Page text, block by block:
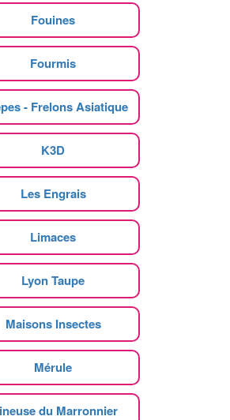
Fouines
Fourmis
- Frelons Asiatique
K3D
Les Engrais
Limaces
Lyon Taupe
Maisons Insectes
Mérule
du Marronnier